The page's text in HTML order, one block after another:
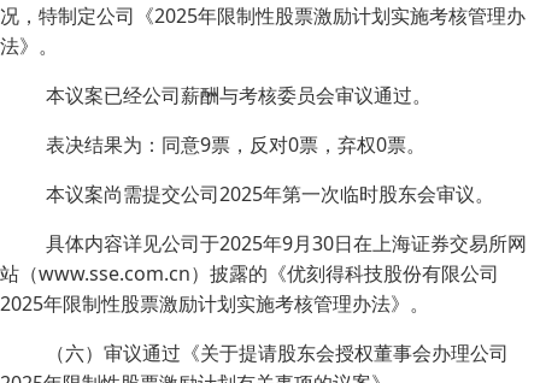
况，特制定公司《2025年限制性股票激励计划实施考核管理办
法》。
本议案已经公司薪酬与考核委员会审议通过。
表决结果为：同意9票，反对0票，弃权0票。
本议案尚需提交公司2025年第一次临时股东会审议。
具体内容详见公司于2025年9月30日在上海证券交易所网
站（www.sse.com.cn）披露的《优刻得科技股份有限公司
2025年限制性股票激励计划实施考核管理办法》。
（六）审议通过《关于提请股东会授权董事会办理公司